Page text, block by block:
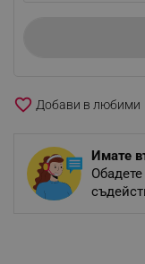
favorite_border
Имате